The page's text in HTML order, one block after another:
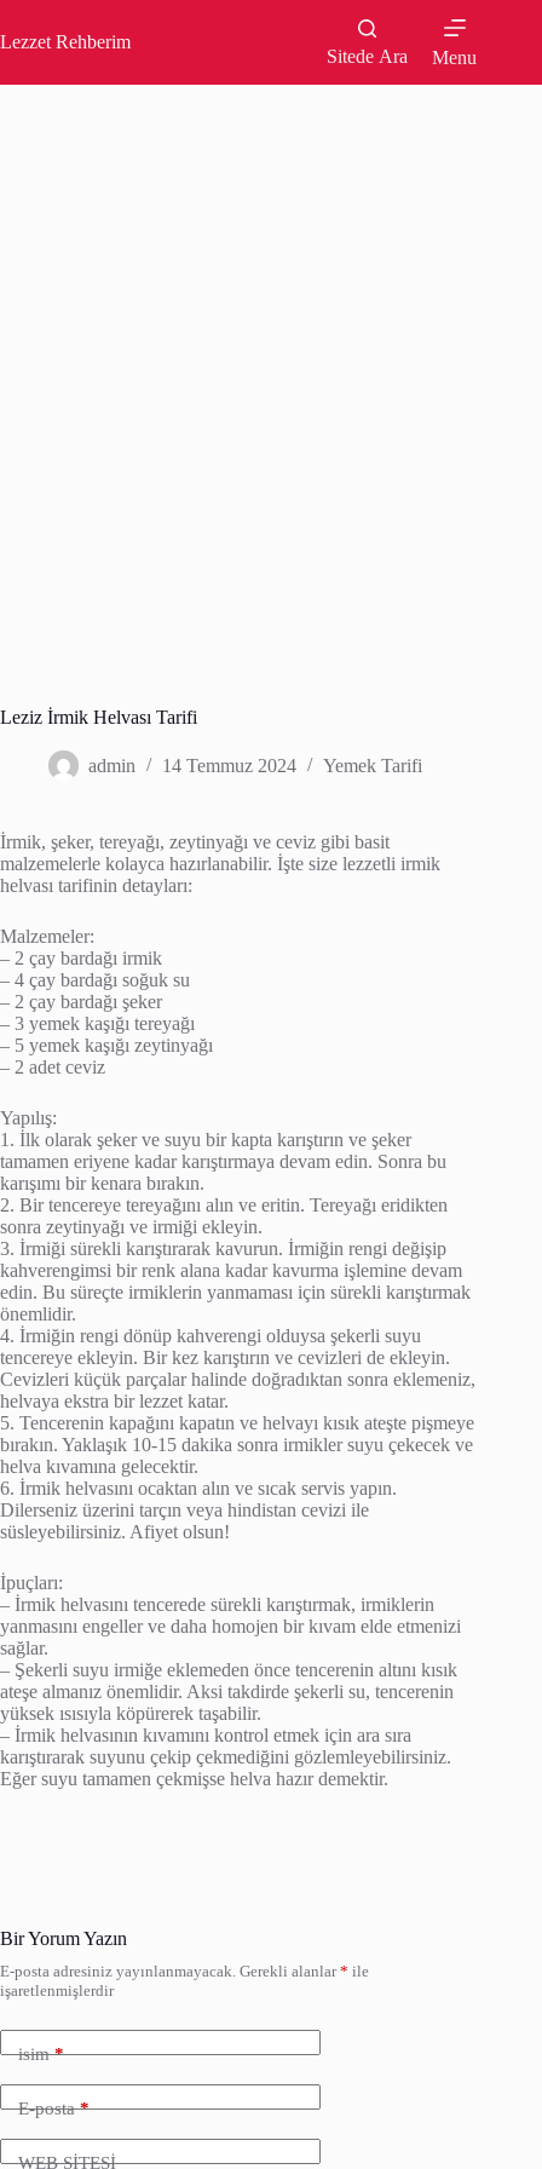
to
content
Lezzet Rehberim
Sitede Ara Menu
Leziz İrmik Helvası Tarifi
admin 14 Temmuz 2024 Yemek Tarifi
İrmik, şeker, tereyağı, zeytinyağı ve ceviz gibi basit
malzemelerle kolayca hazırlanabilir. İşte size lezzetli irmik
helvası tarifinin detayları:
Malzemeler:
– 2 çay bardağı irmik
– 4 çay bardağı soğuk su
– 2 çay bardağı şeker
– 3 yemek kaşığı tereyağı
– 5 yemek kaşığı zeytinyağı
– 2 adet ceviz
Yapılış:
1. İlk olarak şeker ve suyu bir kapta karıştırın ve şeker
tamamen eriyene kadar karıştırmaya devam edin. Sonra bu
karışımı bir kenara bırakın.
2. Bir tencereye tereyağını alın ve eritin. Tereyağı eridikten
sonra zeytinyağı ve irmiği ekleyin.
3. İrmiği sürekli karıştırarak kavurun. İrmiğin rengi değişip
kahverengimsi bir renk alana kadar kavurma işlemine devam
edin. Bu süreçte irmiklerin yanmaması için sürekli karıştırmak
önemlidir.
4. İrmiğin rengi dönüp kahverengi olduysa şekerli suyu
tencereye ekleyin. Bir kez karıştırın ve cevizleri de ekleyin.
Cevizleri küçük parçalar halinde doğradıktan sonra eklemeniz,
helvaya ekstra bir lezzet katar.
5. Tencerenin kapağını kapatın ve helvayı kısık ateşte pişmeye
bırakın. Yaklaşık 10-15 dakika sonra irmikler suyu çekecek ve
helva kıvamına gelecektir.
6. İrmik helvasını ocaktan alın ve sıcak servis yapın.
Dilerseniz üzerini tarçın veya hindistan cevizi ile
süsleyebilirsiniz. Afiyet olsun!
İpuçları:
– İrmik helvasını tencerede sürekli karıştırmak, irmiklerin
yanmasını engeller ve daha homojen bir kıvam elde etmenizi
sağlar.
– Şekerli suyu irmiğe eklemeden önce tencerenin altını kısık
ateşe almanız önemlidir. Aksi takdirde şekerli su, tencerenin
yüksek ısısıyla köpürerek taşabilir.
– İrmik helvasının kıvamını kontrol etmek için ara sıra
karıştırarak suyunu çekip çekmediğini gözlemleyebilirsiniz.
Eğer suyu tamamen çekmişse helva hazır demektir.
Bir Yorum Yazın
E-posta adresiniz yayınlanmayacak. Gerekli alanlar* ile
işaretlenmişlerdir
isim*
E-posta*
WEB SİTESİ